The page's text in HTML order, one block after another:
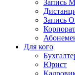
Запись
Запись
Для кого
Юрист